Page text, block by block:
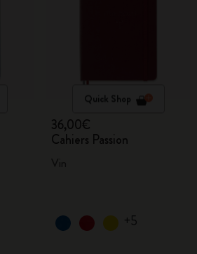
Quick Shop
36,00€
Cahiers Passion
+5